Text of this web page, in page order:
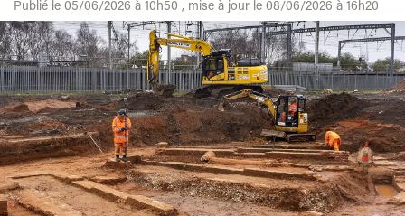
Publié le 05/06/2026 à 10h50 , mise à jour le 08/06/2026 à 16h20